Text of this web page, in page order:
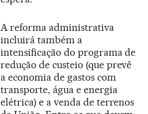
A reforma administrativa
incluirá também a
intensificação do programa de
redução de custeio (que prevê
a economia de gastos com
transporte, água e energia
elétrica) e a venda de terrenos